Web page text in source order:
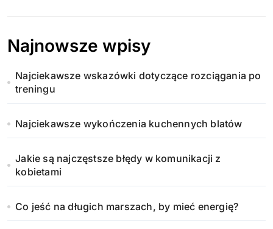
Najnowsze wpisy
Najciekawsze wskazówki dotyczące rozciągania po
treningu
Najciekawsze wykończenia kuchennych blatów
Jakie są najczęstsze błędy w komunikacji z
kobietami
Co jeść na długich marszach, by mieć energię?